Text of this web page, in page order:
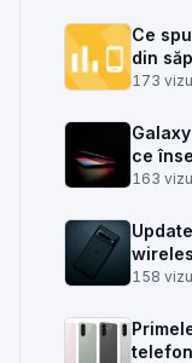
Ce
din
173
ce
client
163
din
158